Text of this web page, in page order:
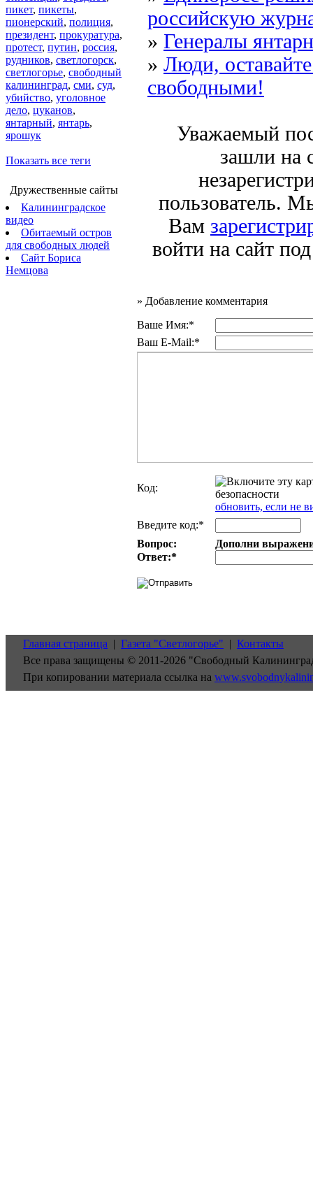
пикет, пикеты,
пионерский, полиция,
президент, прокуратура,
протест, путин, россия,
рудников, светлогорск,
светлогорье, свободный
калининград, сми, суд,
убийство, уголовное
дело, цуканов,
янтарный, янтарь,
ярошук
Показать все теги
Дружественные сайты
Калининградское
видео
Обитаемый остров
для свободных людей
Сайт Бориса
Немцова
российскую
» Генералы
» Люди,
свободными!
Уважаемый
зашли на
пользователь.
Вам
войти на сайт
» Добавление комментария
Ваше Имя:*
Ваш E-Mail:*
Код:
обновить, если не
Введите код:*
Вопрос:
Дополни
Ответ:*
Главная страница | Газета "Светлогорье" | Контакты
Все права защищены © 2011-2026 "Свободный
При копировании материала ссылка на